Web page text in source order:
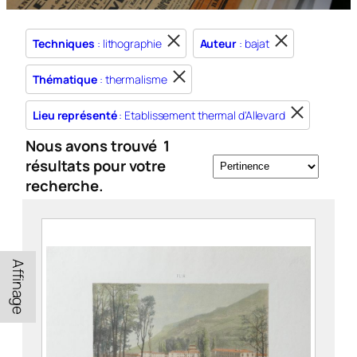
Techniques : lithographie Auteur: bajat
Thématique : thermalisme
Lieu représenté: Etablissement thermal d'Allevard
Nous avons trouvé 1
résultats pour votre
recherche.
Affinage